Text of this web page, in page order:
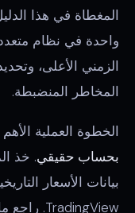
المغطاة في هذا
واحدة في نظام متعدد
الزمني الأعلى،
المخاطر المنضبطة.
الخطوة العملية
بحساب حقيقي. خذ
بيانات الأسعار